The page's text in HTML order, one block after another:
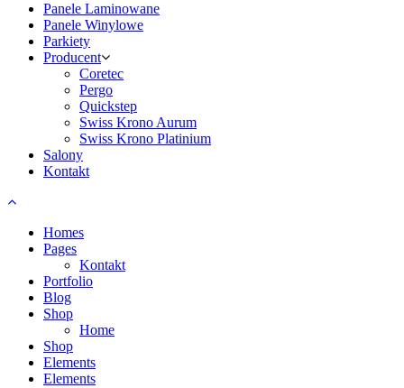
Panele Laminowane
Panele Winylowe
Parkiety
Producent
Coretec
Pergo
Quickstep
Swiss Krono Aurum
Swiss Krono Platinium
Salony
Kontakt
Homes
Pages
Kontakt
Portfolio
Blog
Shop
Home
Shop
Elements
Elements